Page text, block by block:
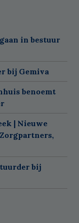
in bestuur
bij Gemiva
benoemt
| Nieuwe
bij